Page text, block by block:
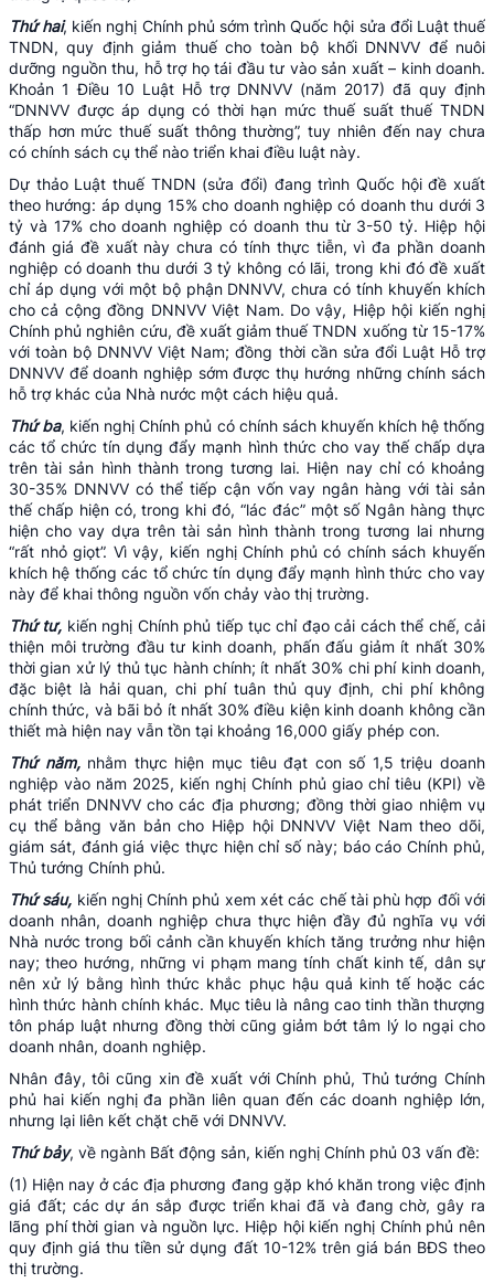
Thứ hai, kiến nghị Chính phủ sớm trình Quốc hội sửa đổi Luật thuế
TNDN, quy định giảm thuế cho toàn bộ khối DNNVV để nuôi
dưỡng nguồn thu, hỗ trợ họ tái đầu tư vào sản xuất – kinh doanh.
Khoản 1 Điều 10 Luật Hỗ trợ DNNVV (năm 2017) đã quy định
“DNNVV được áp dụng có thời hạn mức thuế suất thuế TNDN
thấp hơn mức thuế suất thông thường”, tuy nhiên đến nay chưa
có chính sách cụ thể nào triển khai điều luật này.
Dự thảo Luật thuế TNDN (sửa đổi) đang trình Quốc hội đề xuất
theo hướng: áp dụng 15% cho doanh nghiệp có doanh thu dưới 3
tỷ và 17% cho doanh nghiệp có doanh thu từ 3-50 tỷ. Hiệp hội
đánh giá đề xuất này chưa có tính thực tiễn, vì đa phần doanh
nghiệp có doanh thu dưới 3 tỷ không có lãi, trong khi đó đề xuất
chỉ áp dụng với một bộ phận DNNVV, chưa có tính khuyến khích
cho cả cộng đồng DNNVV Việt Nam. Do vậy, Hiệp hội kiến nghị
Chính phủ nghiên cứu, đề xuất giảm thuế TNDN xuống từ 15-17%
với toàn bộ DNNVV Việt Nam; đồng thời cần sửa đổi Luật Hỗ trợ
DNNVV để doanh nghiệp sớm được thụ hướng những chính sách
hỗ trợ khác của Nhà nước một cách hiệu quả.
Thứ ba, kiến nghị Chính phủ có chính sách khuyến khích hệ thống
các tổ chức tín dụng đẩy mạnh hình thức cho vay thế chấp dựa
trên tài sản hình thành trong tương lai. Hiện nay chỉ có khoảng
30-35% DNNVV có thể tiếp cận vốn vay ngân hàng với tài sản
thế chấp hiện có, trong khi đó, “lác đác” một số Ngân hàng thực
hiện cho vay dựa trên tài sản hình thành trong tương lai nhưng
“rất nhỏ giọt”. Vì vậy, kiến nghị Chính phủ có chính sách khuyến
khích hệ thống các tổ chức tín dụng đẩy mạnh hình thức cho vay
này để khai thông nguồn vốn chảy vào thị trường.
Thứ tư, kiến nghị Chính phủ tiếp tục chỉ đạo cải cách thể chế, cải
thiện môi trường đầu tư kinh doanh, phấn đấu giảm ít nhất 30%
thời gian xử lý thủ tục hành chính; ít nhất 30% chi phí kinh doanh,
đặc biệt là hải quan, chi phí tuân thủ quy định, chi phí không
chính thức, và bãi bỏ ít nhất 30% điều kiện kinh doanh không cần
thiết mà hiện nay vẫn tồn tại khoảng 16,000 giấy phép con.
Thứ năm, nhằm thực hiện mục tiêu đạt con số 1,5 triệu doanh
nghiệp vào năm 2025, kiến nghị Chính phủ giao chỉ tiêu (KPI) về
phát triển DNNVV cho các địa phương; đồng thời giao nhiệm vụ
cụ thể bằng văn bản cho Hiệp hội DNNVV Việt Nam theo dõi,
giám sát, đánh giá việc thực hiện chỉ số này; báo cáo Chính phủ,
Thủ tướng Chính phủ.
Thứ sáu, kiến nghị Chính phủ xem xét các chế tài phù hợp đối với
doanh nhân, doanh nghiệp chưa thực hiện đầy đủ nghĩa vụ với
Nhà nước trong bối cảnh cần khuyến khích tăng trưởng như hiện
nay; theo hướng, những vi phạm mang tính chất kinh tế, dân sự
nên xử lý bằng hình thức khắc phục hậu quả kinh tế hoặc các
hình thức hành chính khác. Mục tiêu là nâng cao tinh thần thượng
tôn pháp luật nhưng đồng thời cũng giảm bớt tâm lý lo ngại cho
doanh nhân, doanh nghiệp.
Nhân đây, tôi cũng xin đề xuất với Chính phủ, Thủ tướng Chính
phủ hai kiến nghị đa phần liên quan đến các doanh nghiệp lớn,
nhưng lại liên kết chặt chẽ với DNNVV.
Thứ bảy, về ngành Bất động sản, kiến nghị Chính phủ 03 vấn đề:
(1) Hiện nay ở các địa phương đang gặp khó khăn trong việc định
giá đất; các dự án sắp được triển khai đã và đang chờ, gây ra
lãng phí thời gian và nguồn lực. Hiệp hội kiến nghị Chính phủ nên
quy định giá thu tiền sử dụng đất 10-12% trên giá bán BĐS theo
thị trường.